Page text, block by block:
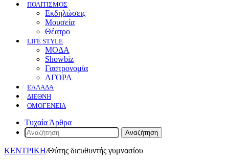
ΠΟΛΙΤΙΣΜΟΣ
Eκδηλώσεις
Mουσεία
Θέατρο
LIFE STYLE
ΜΟΔΑ
Showbiz
Γαστρονομία
ΑΓΟΡΑ
ΕΛΛΆΔΑ
ΔΙΕΘΝΉ
ΟΜΟΓΈΝΕΙΑ
Τυχαία Άρθρα
Αναζήτηση
ΚΕΝΤΡΙΚΗ/Θύτης διευθυντής γυμνασίου